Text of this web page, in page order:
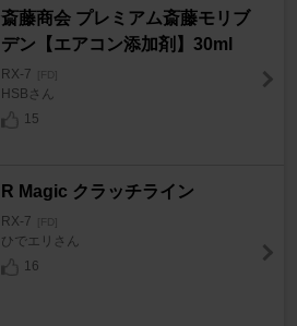
斎藤商会 プレミアム斎藤モリブ
デン【エアコン添加剤】30ml
RX-7 [FD]
HSBさん
15
R Magic クラッチライン
RX-7 [FD]
ひでエリさん
16